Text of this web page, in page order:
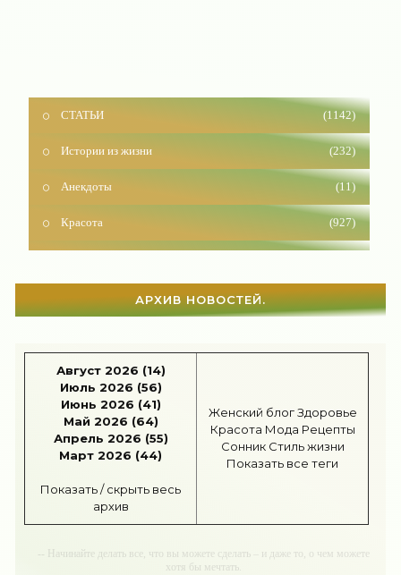
(1142)
(232)
(11)
(927)
Отношения (1604)
Наши дети (1818)
Карьера (96)
Бизнес (717)
Рецепты
Шоппинг (47)
Диеты (1208)
АРХИВ НОВОСТЕЙ.
Август 2026 (14)
Июль 2026 (56)
Июнь 2026 (41)
Май 2026 (64)
Апрель 2026 (55)
Март 2026 (44)
Показать / скрыть весь
архив
Женский блог Здоровье
Красота Мода Рецепты
Сонник Стиль жизни
Показать все теги
-- Начинайте делать все, что вы можете сделать – и даже то, о чем можете
хотя бы мечтать.